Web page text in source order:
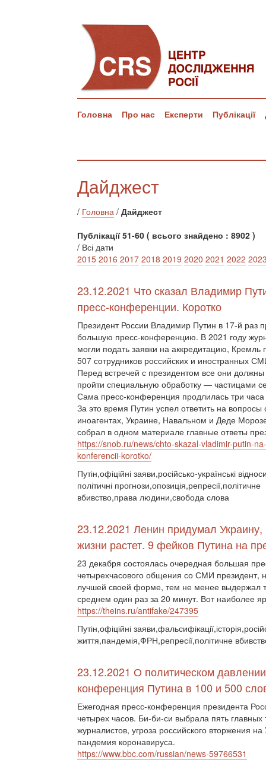
Головна Про нас Експерти Публікації
Дайджест
/ Головна / Дайджест
Публікації 51-60 ( всього знайдено : 8902 )
/ Всі дати
2015 2016 2017 2018 2019 2020 2021 2022
23.12.2021 Что сказал Владимир
пресс-конференции. Коротко
Президент России Владимир Путин в 17-й раз
большую пресс-конференцию. В 2021 году
могли подать заявки на аккредитацию, Кремль
507 сотрудников российских и иностранных
Перед встречей с президентом все они
пройти специальную обработку — частицами
Сама пресс-конференция продлилась три
За это время Путин успел ответить на вопросы
иноагентах, Украине, Навальном и Деде
собрал в одном материале главные ответы
https://snob.ru/news/chto-skazal-vladimir-putin-
konferencii-korotko/
Путін,офіційні заяви,російсько-українські
політичні прогнози,опозиція,репресії,політичне
вбивство,права людини,свобода слова
23.12.2021 Ленин придумал
жизни растет. 9 фейков Путина на
23 декабря состоялась очередная большая
четырехчасового общения со СМИ
лучшей своей форме, тем не менее выдержал
среднем один раз за 20 минут. Вот наиболее
https://theins.ru/antifake/247395
Путін,офіційні
життя,пандемія,ФРН,репресії,політичне
23.12.2021 О политическом
конференция Путина в 100 и 500
Ежегодная пресс-конференция президента
четырех часов. Би-би-си выбрала пять
журналистов, угроза российского вторжения
пандемия коронавируса.
https://www.bbc.com/russian/news-59766531